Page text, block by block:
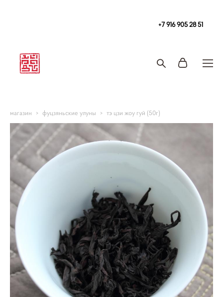
+7 916 905 28 51
магазин > фуцзяньские улуны > тэ цзи жоу гуй (50г)